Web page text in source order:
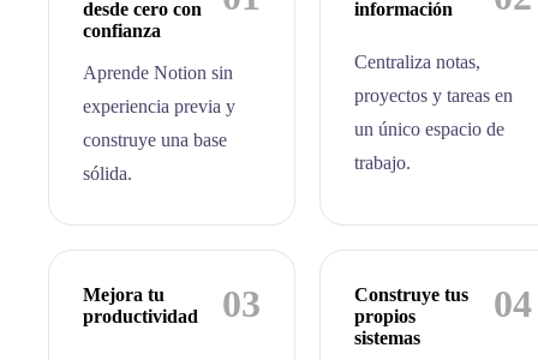
desde cero con
confianza
Aprende Notion sin
experiencia previa y
construye una base
sólida.
información
Centraliza notas,
proyectos y tareas en
un único espacio de
trabajo.
03
Mejora tu
productividad
04
Construye tus
propios
sistemas